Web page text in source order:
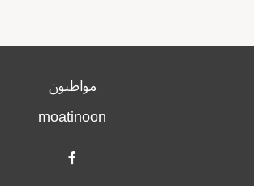
مواطنون
moatinoon